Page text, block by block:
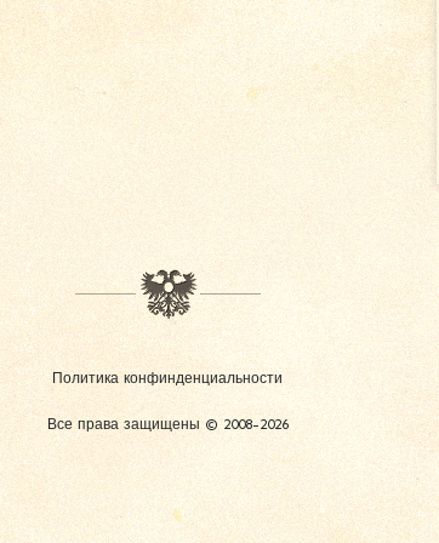
Политика конфинденциальности
Все права защищены © 2008-2026